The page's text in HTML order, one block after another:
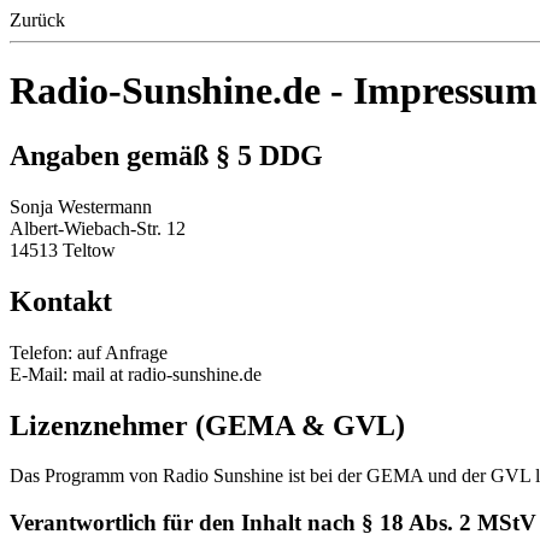
Zurück
Radio-Sunshine.de - Impressum
Angaben gemäß § 5 DDG
Sonja Westermann
Albert-Wiebach-Str. 12
14513 Teltow
Kontakt
Telefon: auf Anfrage
E-Mail: mail at radio-sunshine.de
Lizenznehmer (GEMA & GVL)
Das Programm von Radio Sunshine ist bei der GEMA und der GVL
Verantwortlich für den Inhalt nach § 18 Abs. 2 MStV